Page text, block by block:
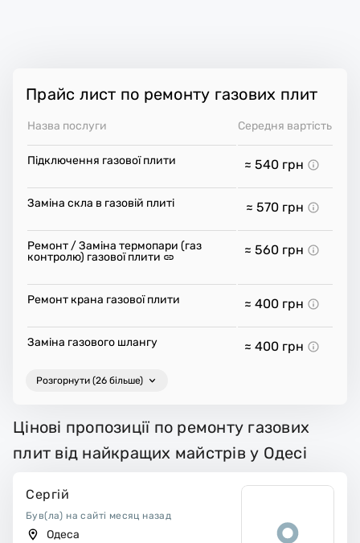
Прайс лист по ремонту газових плит
Назва послуги Середня вартість
Підключення газової плити ≈ 540 грн
Заміна скла в газовій плиті ≈ 570 грн
Ремонт / Заміна термопари (газ
контролю) газової плити
≈ 560 грн
Ремонт крана газової плити ≈ 400 грн
Заміна газового шлангу ≈ 400 грн
Розгорнути (26 більше)
Цінові пропозиції по ремонту газових
плит від найкращих майстрів у Одесі
Сергій
Був(ла) на сайті месяц назад
Одеса